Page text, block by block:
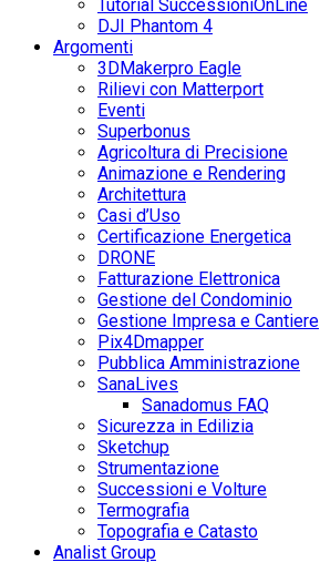
Tutorial SuccessioniOnLine
DJI Phantom 4
Argomenti
3DMakerpro Eagle
Rilievi con Matterport
Eventi
Superbonus
Agricoltura di Precisione
Animazione e Rendering
Architettura
Casi d’Uso
Certificazione Energetica
DRONE
Fatturazione Elettronica
Gestione del Condominio
Gestione Impresa e Cantiere
Pix4Dmapper
Pubblica Amministrazione
SanaLives
Sanadomus FAQ
Sicurezza in Edilizia
Sketchup
Strumentazione
Successioni e Volture
Termografia
Topografia e Catasto
Analist Group